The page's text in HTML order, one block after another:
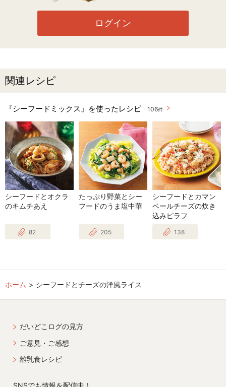
ログイン
関連レシピ
『シーフードミックス』を使ったレシピ 106件
シーフードとオクラ
のキムチあえ
82
たっぷり野菜とシー
フードのうま塩中華
205
シーフードとカマン
ベールチーズの炊き
込みピラフ
138
ホーム シーフードとチーズの洋風ライス
だいどこログの見方
ご意見・ご感想
離乳食レシピ